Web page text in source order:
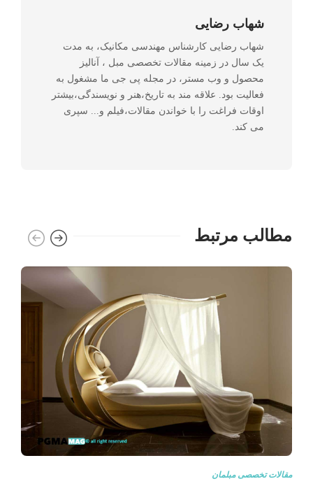
شهاب رضایی
شهاب رضایی کارشناس مهندسی مکانیک، به مدت
یک سال در زمینه مقالات تخصصی مبل ، آنالیز
محصول و وب مستر، در مجله پی جی ما مشغول به
فعالیت بود. علاقه مند به تاریخ،هنر و نویسندگی،بیشتر
اوقات فراغت را با خواندن مقالات،فیلم و... سپری
می کند.
مطالب مرتبط
مقالات تخصصی مبلمان